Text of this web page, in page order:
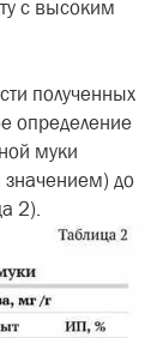
с высоким
полученных
определение
муки
до
2).